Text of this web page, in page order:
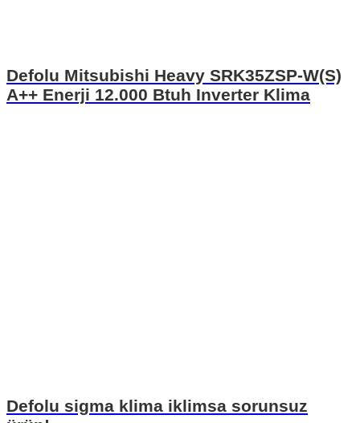
Defolu Mitsubishi Heavy SRK35ZSP-W(S)
A++ Enerji 12.000 Btuh Inverter Klima
Defolu sigma klima iklimsa sorunsuz